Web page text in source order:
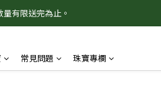
有限送完為止。
常見問題 珠寶專欄